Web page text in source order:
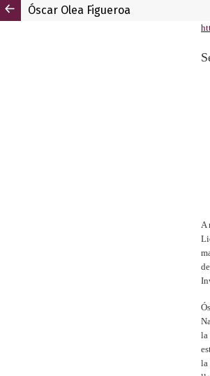
Óscar Olea Figueroa